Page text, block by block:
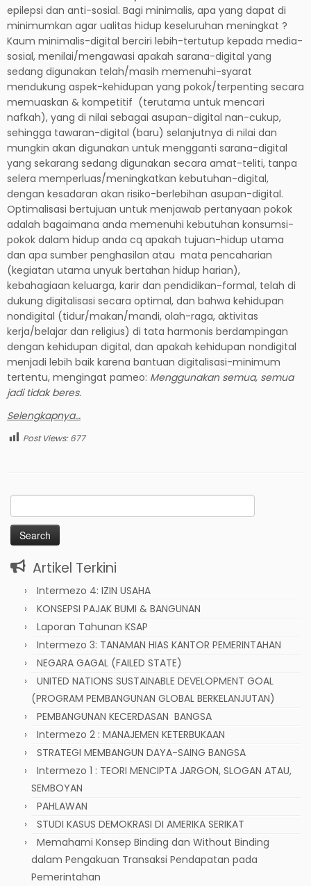
epilepsi dan anti-sosial. Bagi minimalis, apa yang dapat di
minimumkan agar ualitas hidup keseluruhan meningkat ?
Kaum minimalis-digital berciri lebih-tertutup kepada media-
sosial, menilai/mengawasi apakah sarana-digital yang
sedang digunakan telah/masih memenuhi-syarat
mendukung aspek-kehidupan yang pokok/terpenting secara
memuaskan & kompetitif (terutama untuk mencari
nafkah), yang di nilai sebagai asupan-digital nan-cukup,
sehingga tawaran-digital (baru) selanjutnya di nilai dan
mungkin akan digunakan untuk mengganti sarana-digital
yang sekarang sedang digunakan secara amat-teliti, tanpa
selera memperluas/meningkatkan kebutuhan-digital,
dengan kesadaran akan risiko-berlebihan asupan-digital.
Optimalisasi bertujuan untuk menjawab pertanyaan pokok
adalah bagaimana anda memenuhi kebutuhan konsumsi-
pokok dalam hidup anda cq apakah tujuan-hidup utama
dan apa sumber penghasilan atau mata pencaharian
(kegiatan utama unyuk bertahan hidup harian),
kebahagiaan keluarga, karir dan pendidikan-formal, telah di
dukung digitalisasi secara optimal, dan bahwa kehidupan
nondigital (tidur/makan/mandi, olah-raga, aktivitas
kerja/belajar dan religius) di tata harmonis berdampingan
dengan kehidupan digital, dan apakah kehidupan nondigital
menjadi lebih baik karena bantuan digitalisasi-minimum
tertentu, mengingat pameo: Menggunakan semua, semua
jadi tidak beres.
Selengkapnya…
Post Views: 677
Search
for:
Artikel Terkini
Intermezo 4: IZIN USAHA
KONSEPSI PAJAK BUMI & BANGUNAN
Laporan Tahunan KSAP
Intermezo 3: TANAMAN HIAS KANTOR PEMERINTAHAN
NEGARA GAGAL (FAILED STATE)
UNITED NATIONS SUSTAINABLE DEVELOPMENT GOAL
(PROGRAM PEMBANGUNAN GLOBAL BERKELANJUTAN)
PEMBANGUNAN KECERDASAN BANGSA
Intermezo 2 : MANAJEMEN KETERBUKAAN
STRATEGI MEMBANGUN DAYA-SAING BANGSA
Intermezo 1 : TEORI MENCIPTA JARGON, SLOGAN ATAU,
SEMBOYAN
PAHLAWAN
STUDI KASUS DEMOKRASI DI AMERIKA SERIKAT
Memahami Konsep Binding dan Without Binding
dalam Pengakuan Transaksi Pendapatan pada
Pemerintahan